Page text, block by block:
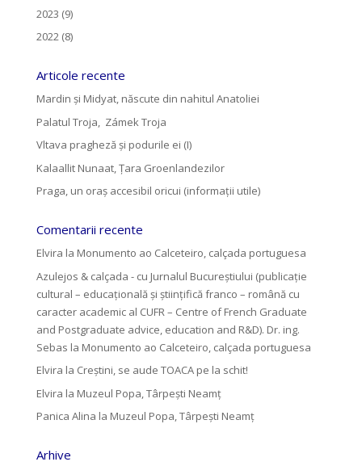
2023 (9)
2022 (8)
Articole recente
Mardin și Midyat, născute din nahitul Anatoliei
Palatul Troja, Zámek Troja
Vltava pragheză și podurile ei (I)
Kalaallit Nunaat, Țara Groenlandezilor
Praga, un oraș accesibil oricui (informații utile)
Comentarii recente
Elvira la Monumento ao Calceteiro, calçada portuguesa
Azulejos & calçada - cu Jurnalul Bucureștiului (publicație
cultural – educațională și științifică franco – română cu
caracter academic al CUFR – Centre of French Graduate
and Postgraduate advice, education and R&D). Dr. ing.
Sebas la Monumento ao Calceteiro, calçada portuguesa
Elvira la Creştini, se aude TOACA pe la schit!
Elvira la Muzeul Popa, Târpeşti Neamţ
Panica Alina la Muzeul Popa, Târpeşti Neamţ
Arhive